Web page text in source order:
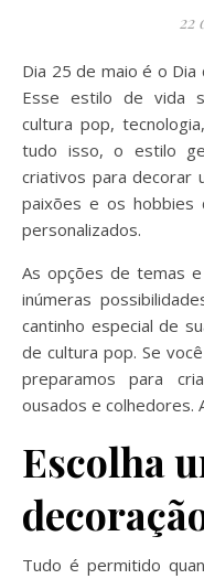
22
Dia 25 de maio é o Dia do Orgulho Geek, ou Orgulho Nerd.
Esse estilo de vida
cultura pop,
tudo isso, o estilo
criativos para decorar
paixões e os hobbies
personalizados.
As opções de temas
inúmeras
cantinho especial de
de cultura pop. Se
preparamos para
ousados e colhedores.
Escolha
Tudo é permitido